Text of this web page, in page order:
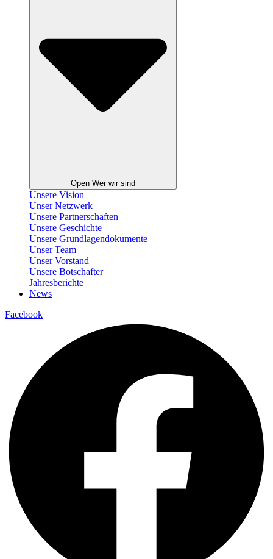
Open Wer wir sind
Unsere Vision
Unser Netzwerk
Unsere Partnerschaften
Unsere Geschichte
Unsere Grundlagendokumente
Unser Team
Unser Vorstand
Unsere Botschafter
Jahresberichte
News
Facebook